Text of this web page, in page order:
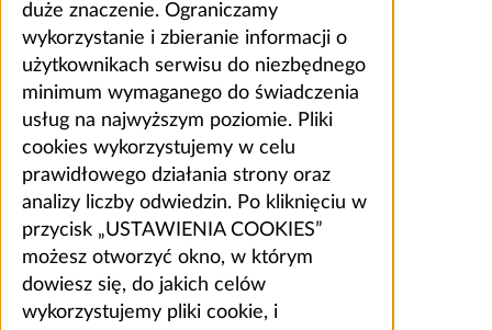
duże znaczenie. Ograniczamy
wykorzystanie i zbieranie informacji o
użytkownikach serwisu do niezbędnego
minimum wymaganego do świadczenia
usług na najwyższym poziomie. Pliki
cookies wykorzystujemy w celu
prawidłowego działania strony oraz
analizy liczby odwiedzin. Po kliknięciu w
przycisk „USTAWIENIA COOKIES”
możesz otworzyć okno, w którym
dowiesz się, do jakich celów
wykorzystujemy pliki cookie, i